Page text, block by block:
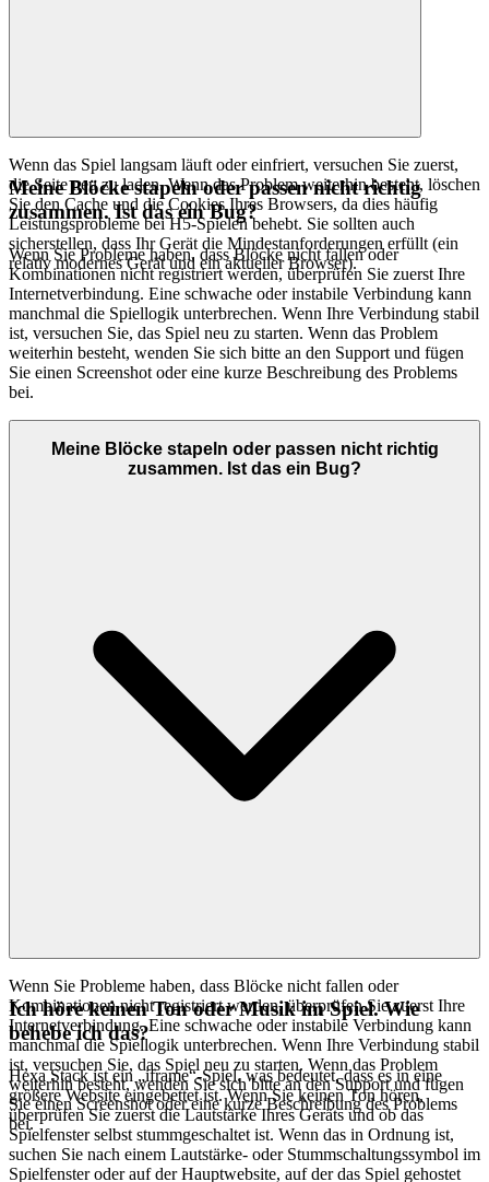
Wenn das Spiel langsam läuft oder einfriert, versuchen Sie zuerst,
die Seite neu zu laden. Wenn das Problem weiterhin besteht, löschen
Sie den Cache und die Cookies Ihres Browsers, da dies häufig
Leistungsprobleme bei H5-Spielen behebt. Sie sollten auch
sicherstellen, dass Ihr Gerät die Mindestanforderungen erfüllt (ein
relativ modernes Gerät und ein aktueller Browser).
Meine Blöcke stapeln oder passen nicht richtig
zusammen. Ist das ein Bug?
Wenn Sie Probleme haben, dass Blöcke nicht fallen oder
Kombinationen nicht registriert werden, überprüfen Sie zuerst Ihre
Internetverbindung. Eine schwache oder instabile Verbindung kann
manchmal die Spiellogik unterbrechen. Wenn Ihre Verbindung stabil
ist, versuchen Sie, das Spiel neu zu starten. Wenn das Problem
weiterhin besteht, wenden Sie sich bitte an den Support und fügen
Sie einen Screenshot oder eine kurze Beschreibung des Problems
bei.
Meine Blöcke stapeln oder passen nicht richtig
zusammen. Ist das ein Bug?
Wenn Sie Probleme haben, dass Blöcke nicht fallen oder
Kombinationen nicht registriert werden, überprüfen Sie zuerst Ihre
Internetverbindung. Eine schwache oder instabile Verbindung kann
manchmal die Spiellogik unterbrechen. Wenn Ihre Verbindung stabil
ist, versuchen Sie, das Spiel neu zu starten. Wenn das Problem
weiterhin besteht, wenden Sie sich bitte an den Support und fügen
Sie einen Screenshot oder eine kurze Beschreibung des Problems
bei.
Ich höre keinen Ton oder Musik im Spiel. Wie
behebe ich das?
Hexa Stack ist ein „iframe“-Spiel, was bedeutet, dass es in eine
größere Website eingebettet ist. Wenn Sie keinen Ton hören,
überprüfen Sie zuerst die Lautstärke Ihres Geräts und ob das
Spielfenster selbst stummgeschaltet ist. Wenn das in Ordnung ist,
suchen Sie nach einem Lautstärke- oder Stummschaltungssymbol im
Spielfenster oder auf der Hauptwebsite, auf der das Spiel gehostet